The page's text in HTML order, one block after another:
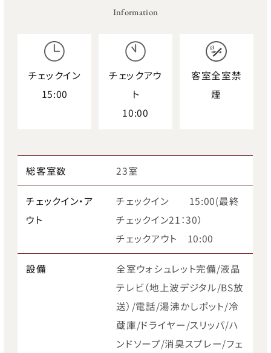
Information
チェックイン
15:00
チェックアウ
ト
10:00
客室全室禁
煙
総客室数 23室
チェックイン・ア
ウト
チェックイン 15:00(最終
チェックイン21：30）
チェックアウト 10:00
設備
全室ウォシュレット完備/液晶
テレビ（地上波デジタル/BS放
送）/電話/湯沸かしポット/冷
蔵庫/ドライヤー/スリッパ/ハ
ンドソープ/消臭スプレー/フェ